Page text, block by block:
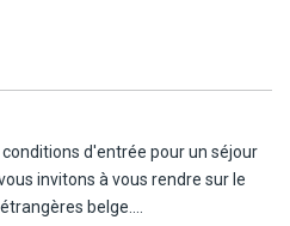
exclusif Fram dédié au suivi
à partir de 12h.
de disponibilité.
d'entrée pour un séjour
invitons à vous rendre sur le
belge.